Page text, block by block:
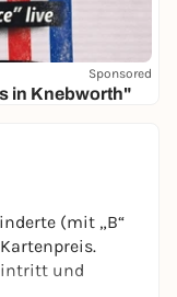
Sponsored
in Knebworth"
(mit „B“
und